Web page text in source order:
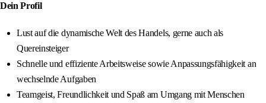
Dein Profil
Lust auf die dynamische Welt des Handels, gerne auch als
Quereinsteiger
Schnelle und effiziente Arbeitsweise sowie Anpassungsfähigkeit an
wechselnde Aufgaben
Teamgeist, Freundlichkeit und Spaß am Umgang mit Menschen